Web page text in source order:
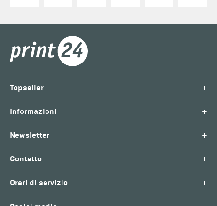
Topseller +
Informazioni +
Newsletter +
Contatto +
Orari di servizio +